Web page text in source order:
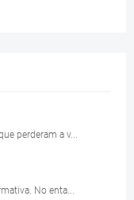
perderam a v...
No enta...